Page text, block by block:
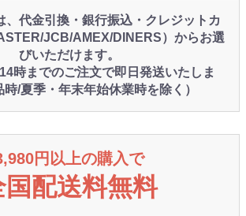
、代金引換・銀行振込・クレジットカ
JCB/AMEX/DINERS）からお選
びいただけます。
時までのご注文で即日発送いたしま
/夏季・年末年始休業時を除く）
円以上の購入で
国配送料無料